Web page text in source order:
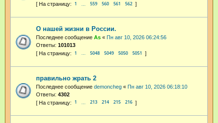
1 559 560 561 562
О нашей жизни в России.
Последнее сообщение As « Пн авг 10, 2026 06:24:56
Ответы: 101013
1 … 5048 5049 5050 5051
правильно жрать 2
Последнее сообщение demoncheg « Пн авг 10, 2026 06:18:10
Ответы: 4302
1 213 214 215 216